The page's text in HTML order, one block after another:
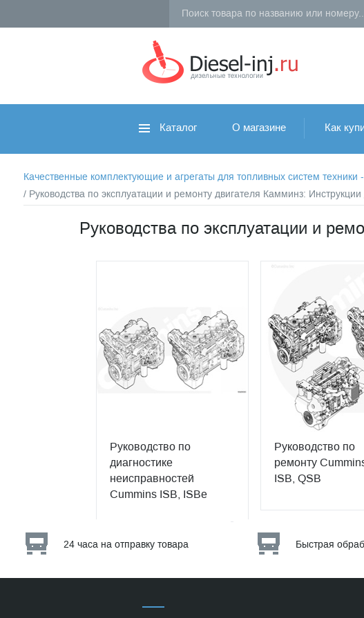
Каталог О магазине Как
Качественные комплектующие и агрегаты для топливных систем техники
/ Руководства по эксплуатации и ремонту двигателя Камминз:
Руководства по эксплуатации и
Руководство по
диагностике
неисправностей
Cummins ISB, ISBe
Руководство по
ремонту
ISB, QSB
24 часа на отправку товара Быстрая